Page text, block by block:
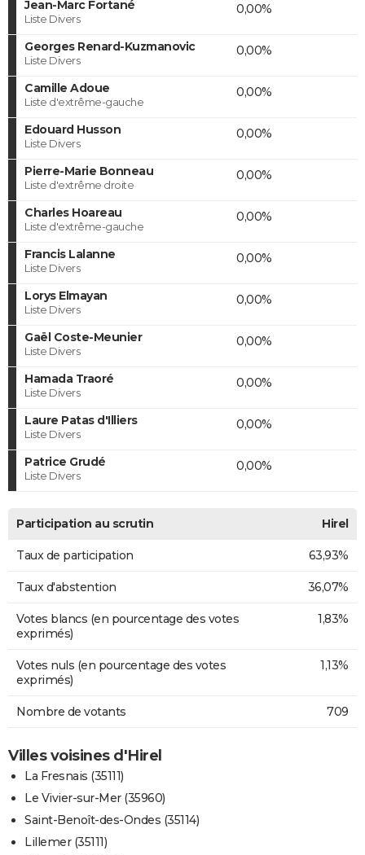
Jean-Marc Fortané
Liste Divers
0,00%
Georges Renard-Kuzmanovic
Liste Divers
0,00%
Camille Adoue
Liste d'extrême-gauche
0,00%
Edouard Husson
Liste Divers
0,00%
Pierre-Marie Bonneau
Liste d'extrême droite
0,00%
Charles Hoareau
Liste d'extrême-gauche
0,00%
Francis Lalanne
Liste Divers
0,00%
Lorys Elmayan
Liste Divers
0,00%
Gaël Coste-Meunier
Liste Divers
0,00%
Hamada Traoré
Liste Divers
0,00%
Laure Patas d'Illiers
Liste Divers
0,00%
Patrice Grudé
Liste Divers
0,00%
Participation au scrutin Hirel
Taux de participation 63,93%
Taux d'abstention 36,07%
Votes blancs (en pourcentage des votes
exprimés)
1,83%
Votes nuls (en pourcentage des votes
exprimés)
1,13%
Nombre de votants 709
Villes voisines d'Hirel
La Fresnais (35111)
Le Vivier-sur-Mer (35960)
Saint-Benoît-des-Ondes (35114)
Lillemer (35111)